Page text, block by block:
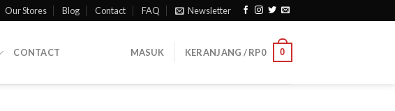
Our Stores Blog Contact FAQ Newsletter
CONTACT MASUK KERANJANG /RP0 0